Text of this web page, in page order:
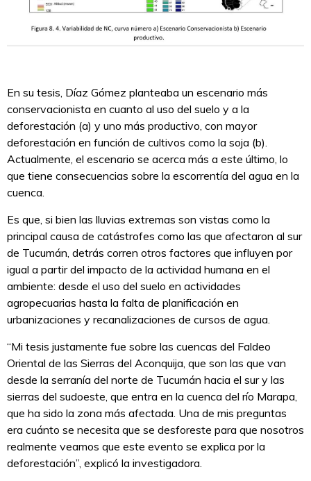
En su tesis, Díaz Gómez planteaba un escenario más
conservacionista en cuanto al uso del suelo y a la
deforestación (a) y uno más productivo, con mayor
deforestación en función de cultivos como la soja (b).
Actualmente, el escenario se acerca más a este último, lo
que tiene consecuencias sobre la escorrentía del agua en la
cuenca.
Es que, si bien las lluvias extremas son vistas como la
principal causa de catástrofes como las que afectaron al sur
de Tucumán, detrás corren otros factores que influyen por
igual a partir del impacto de la actividad humana en el
ambiente: desde el uso del suelo en actividades
agropecuarias hasta la falta de planificación en
urbanizaciones y recanalizaciones de cursos de agua.
“Mi tesis justamente fue sobre las cuencas del Faldeo
Oriental de las Sierras del Aconquija, que son las que van
desde la serranía del norte de Tucumán hacia el sur y las
sierras del sudoeste, que entra en la cuenca del río Marapa,
que ha sido la zona más afectada. Una de mis preguntas
era cuánto se necesita que se desforeste para que nosotros
realmente veamos que este evento se explica por la
deforestación”, explicó la investigadora.